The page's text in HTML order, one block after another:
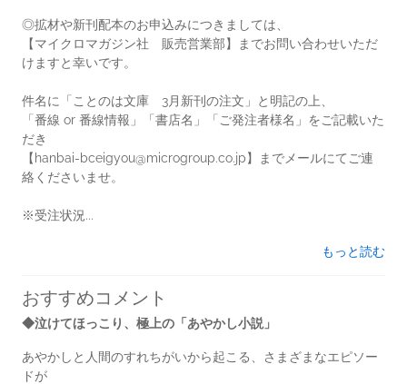
◎拡材や新刊配本のお申込みにつきましては、
【マイクロマガジン社 販売営業部】までお問い合わせいただ
けますと幸いです。
件名に「ことのは文庫 3月新刊の注文」と明記の上、
「番線 or 番線情報」「書店名」「ご発注者様名」をご記載いた
だき
【hanbai-bceigyou@microgroup.co.jp】までメールにてご連
絡くださいませ。
※受注状況...
もっと読む
おすすめコメント
◆泣けてほっこり、極上の「あやかし小説」
あやかしと人間のすれちがいから起こる、さまざまなエピソー
ドが